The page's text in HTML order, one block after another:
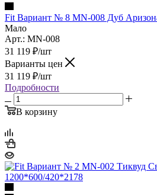
Fit Вариант № 8 MN-008 Дуб
Мало
Арт.: MN-008
31 119 ₽/шт
Варианты цен
31 119 ₽/шт
Подробности
В корзину